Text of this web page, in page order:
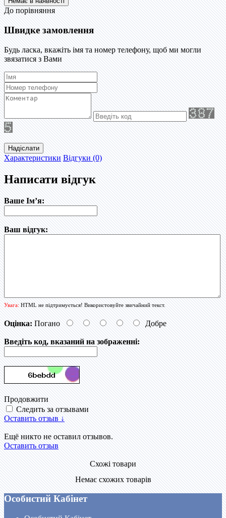
До порівняння
Швидке замовлення
Будь ласка, вкажіть імя та номер телефону, щоб ми могли
звязатися з Вами
Надіслати
Характеристики Відгуки (0)
Написати відгук
Ваше Ім’я:
Ваш відгук:
Увага:HTML не підтримується! Використовуйте звичайний текст.
Оцінка: Погано Добре
Введіть код, вказаний на зображенні:
Продовжити
Следить за отзывами
Оставить отзыв ↓
Ещё никто не оставил отзывов.
Оставить отзыв
Схожі товари
Немає схожих товарів
Особистий Кабінет